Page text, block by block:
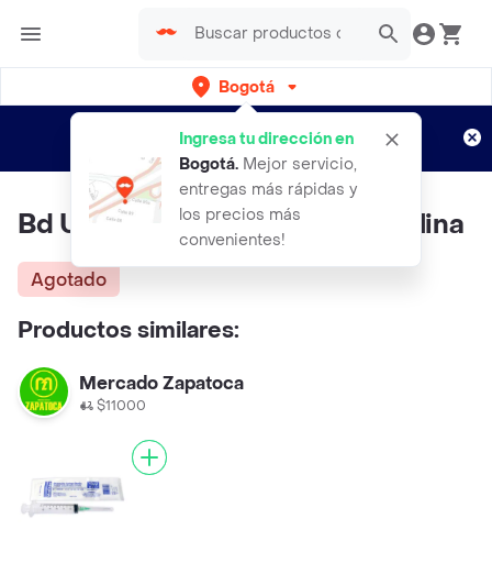
Bogotá
Ingresa tu dirección en
Bogotá. Mejor servicio,
entregas más rápidas y
los precios más
convenientes!
envíos gratis por semanas
Aplican TyC
Bd Ultra-Fine Jeringa para Insulina
Agotado
Productos similares:
Mercado Zapatoca
$11000